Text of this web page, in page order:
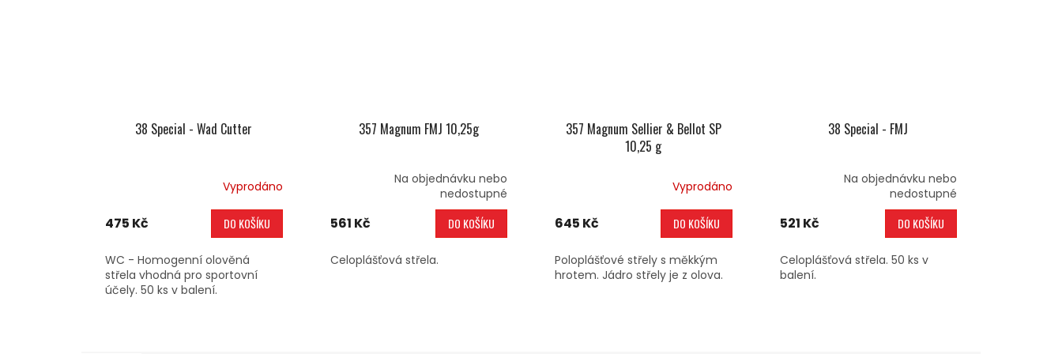
38 Special - Wad Cutter
Vyprodáno
475 Kč DO KOŠÍKU
WC - Homogenní olověná
střela vhodná pro sportovní
účely. 50 ks v balení.
357 Magnum FMJ 10,25g
Na objednávku nebo
nedostupné
561 Kč DO KOŠÍKU
Celoplášťová střela.
357 Magnum Sellier & Bellot SP
10,25 g
Vyprodáno
645 Kč DO KOŠÍKU
Poloplášťové střely s měkkým
hrotem. Jádro střely je z olova.
38 Special - FMJ
Na objednávku nebo
nedostupné
521 Kč DO KOŠÍKU
Celoplášťová střela. 50 ks v
balení.